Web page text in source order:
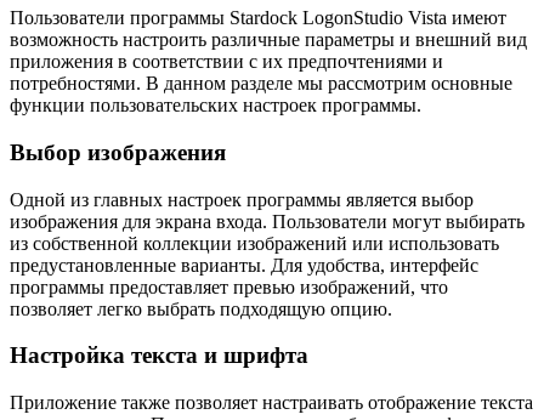
Пользователи программы Stardock LogonStudio Vista имеют
возможность настроить различные параметры и внешний вид
приложения в соответствии с их предпочтениями и
потребностями. В данном разделе мы рассмотрим основные
функции пользовательских настроек программы.
Выбор изображения
Одной из главных настроек программы является выбор
изображения для экрана входа. Пользователи могут выбирать
из собственной коллекции изображений или использовать
предустановленные варианты. Для удобства, интерфейс
программы предоставляет превью изображений, что
позволяет легко выбрать подходящую опцию.
Настройка текста и шрифта
Приложение также позволяет настраивать отображение текста